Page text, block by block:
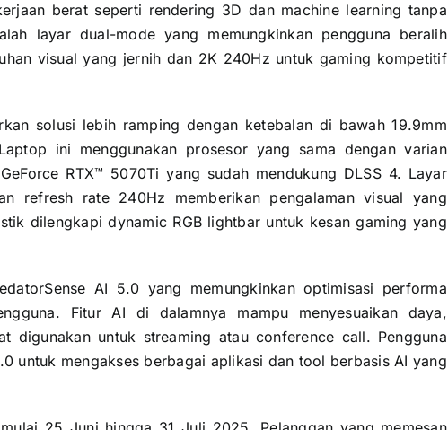
berat seperti rendering 3D dan machine learning tanpa
layar dual-mode yang memungkinkan pengguna beralih
visual yang jernih dan 2K 240Hz untuk gaming kompetitif
solusi lebih ramping dengan ketebalan di bawah 19.9mm
ini menggunakan prosesor yang sama dengan varian
RTX™ 5070Ti yang sudah mendukung DLSS 4. Layar
refresh rate 240Hz memberikan pengalaman visual yang
dilengkapi dynamic RGB lightbar untuk kesan gaming yang
AI 5.0 yang memungkinkan optimisasi performa
Fitur AI di dalamnya mampu menyesuaikan daya,
digunakan untuk streaming atau conference call. Pengguna
untuk mengakses berbagai aplikasi dan tool berbasis AI yang